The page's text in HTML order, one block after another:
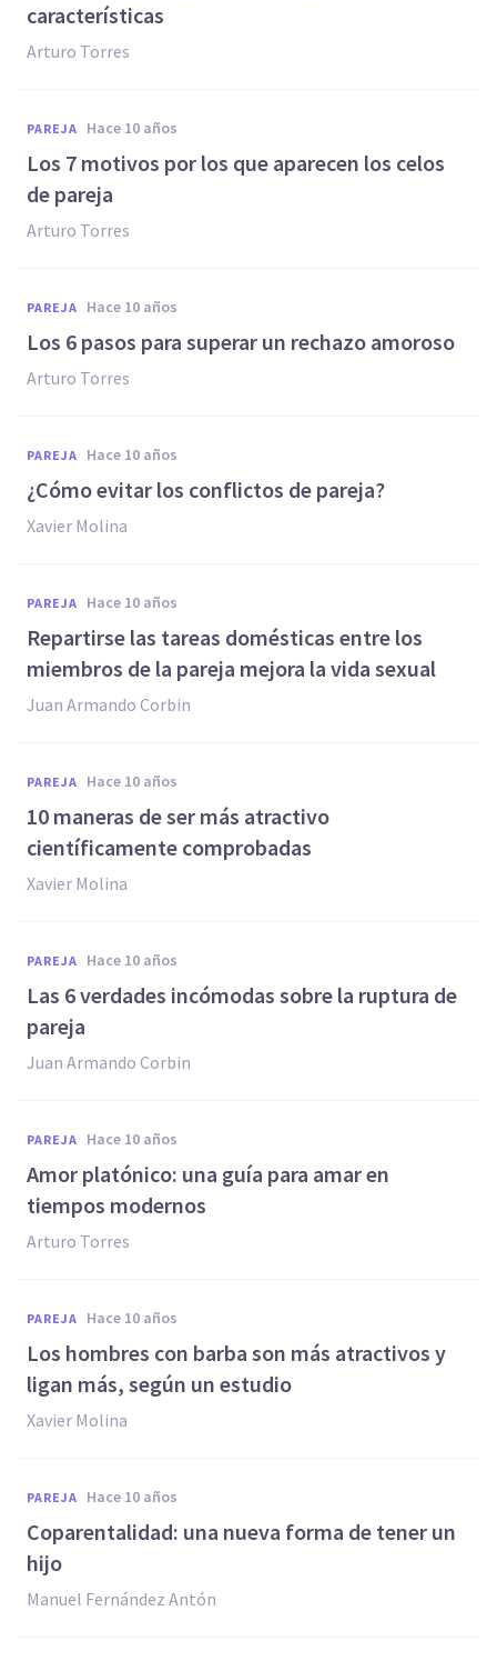
características
Arturo Torres
PAREJA hace 10 años
​Los 7 motivos por los que aparecen los celos
de pareja
Arturo Torres
PAREJA hace 10 años
​Los 6 pasos para superar un rechazo amoroso
Arturo Torres
PAREJA hace 10 años
¿Cómo evitar los conflictos de pareja?
Xavier Molina
PAREJA hace 10 años
Repartirse las tareas domésticas entre los
miembros de la pareja mejora la vida sexual
Juan Armando Corbin
PAREJA hace 10 años
10 maneras de ser más atractivo
científicamente comprobadas
Xavier Molina
PAREJA hace 10 años
Las ​6 verdades incómodas sobre la ruptura de
pareja
Juan Armando Corbin
PAREJA hace 10 años
Amor platónico: una guía para amar en
tiempos modernos
Arturo Torres
PAREJA hace 10 años
Los hombres con barba son más atractivos y
ligan más, según un estudio
Xavier Molina
PAREJA hace 10 años
​Coparentalidad: una nueva forma de tener un
hijo
Manuel Fernández Antón